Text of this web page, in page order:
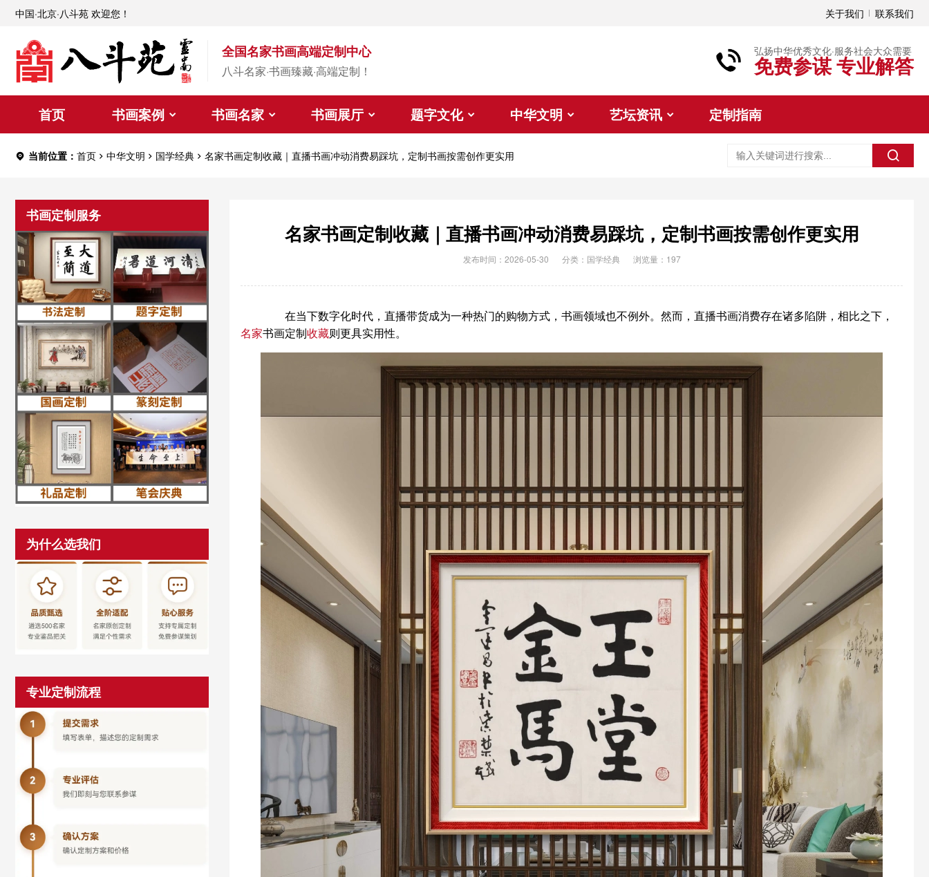
中国·北京·八斗苑 欢迎您！ 关于我们 联系我们
全国名家书画高端定制中心
八斗名家·书画臻藏·高端定制！
弘扬中华优秀文化·服务社会大众需要
免费参谋 专业解答
首页 书画案例 书画名家 书画展厅 题字文化 中华文明 艺坛资讯 定制指南
当前位置： 首页 中华文明 国学经典 名家书画定制收藏｜直播书画冲动消费易踩坑，定制书画按需创作更实用
书画定制服务
为什么选我们
专业定制流程
名家书画定制收藏｜直播书画冲动消费易踩坑，定制书画按需创作更实用
发布时间：2026-05-30 分类： 国学经典 浏览量：197
在当下数字化时代，直播带货成为一种热门的购物方式，书画领域也不例外。然而，直播书画消费存在诸多陷阱，相比之下，
名家书画定制收藏则更具实用性。